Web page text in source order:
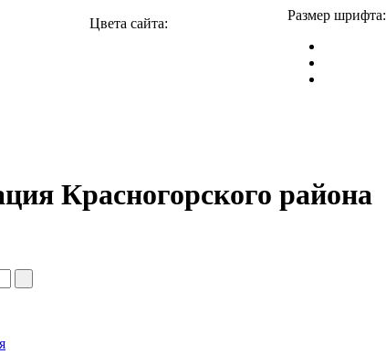
Цвета сайта:
Размер шрифта:
Красногорского района